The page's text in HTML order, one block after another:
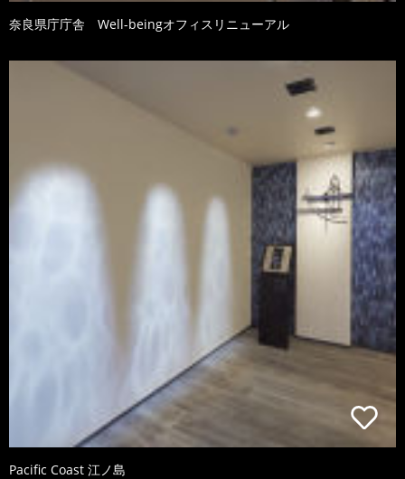
奈良県庁庁舎 Well-beingオフィスリニューアル
Pacific Coast 江ノ島